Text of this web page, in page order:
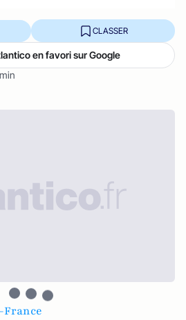
CLASSER
en favori sur Google
France